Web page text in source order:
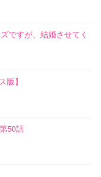
ですが、結婚させてく
版】
50話